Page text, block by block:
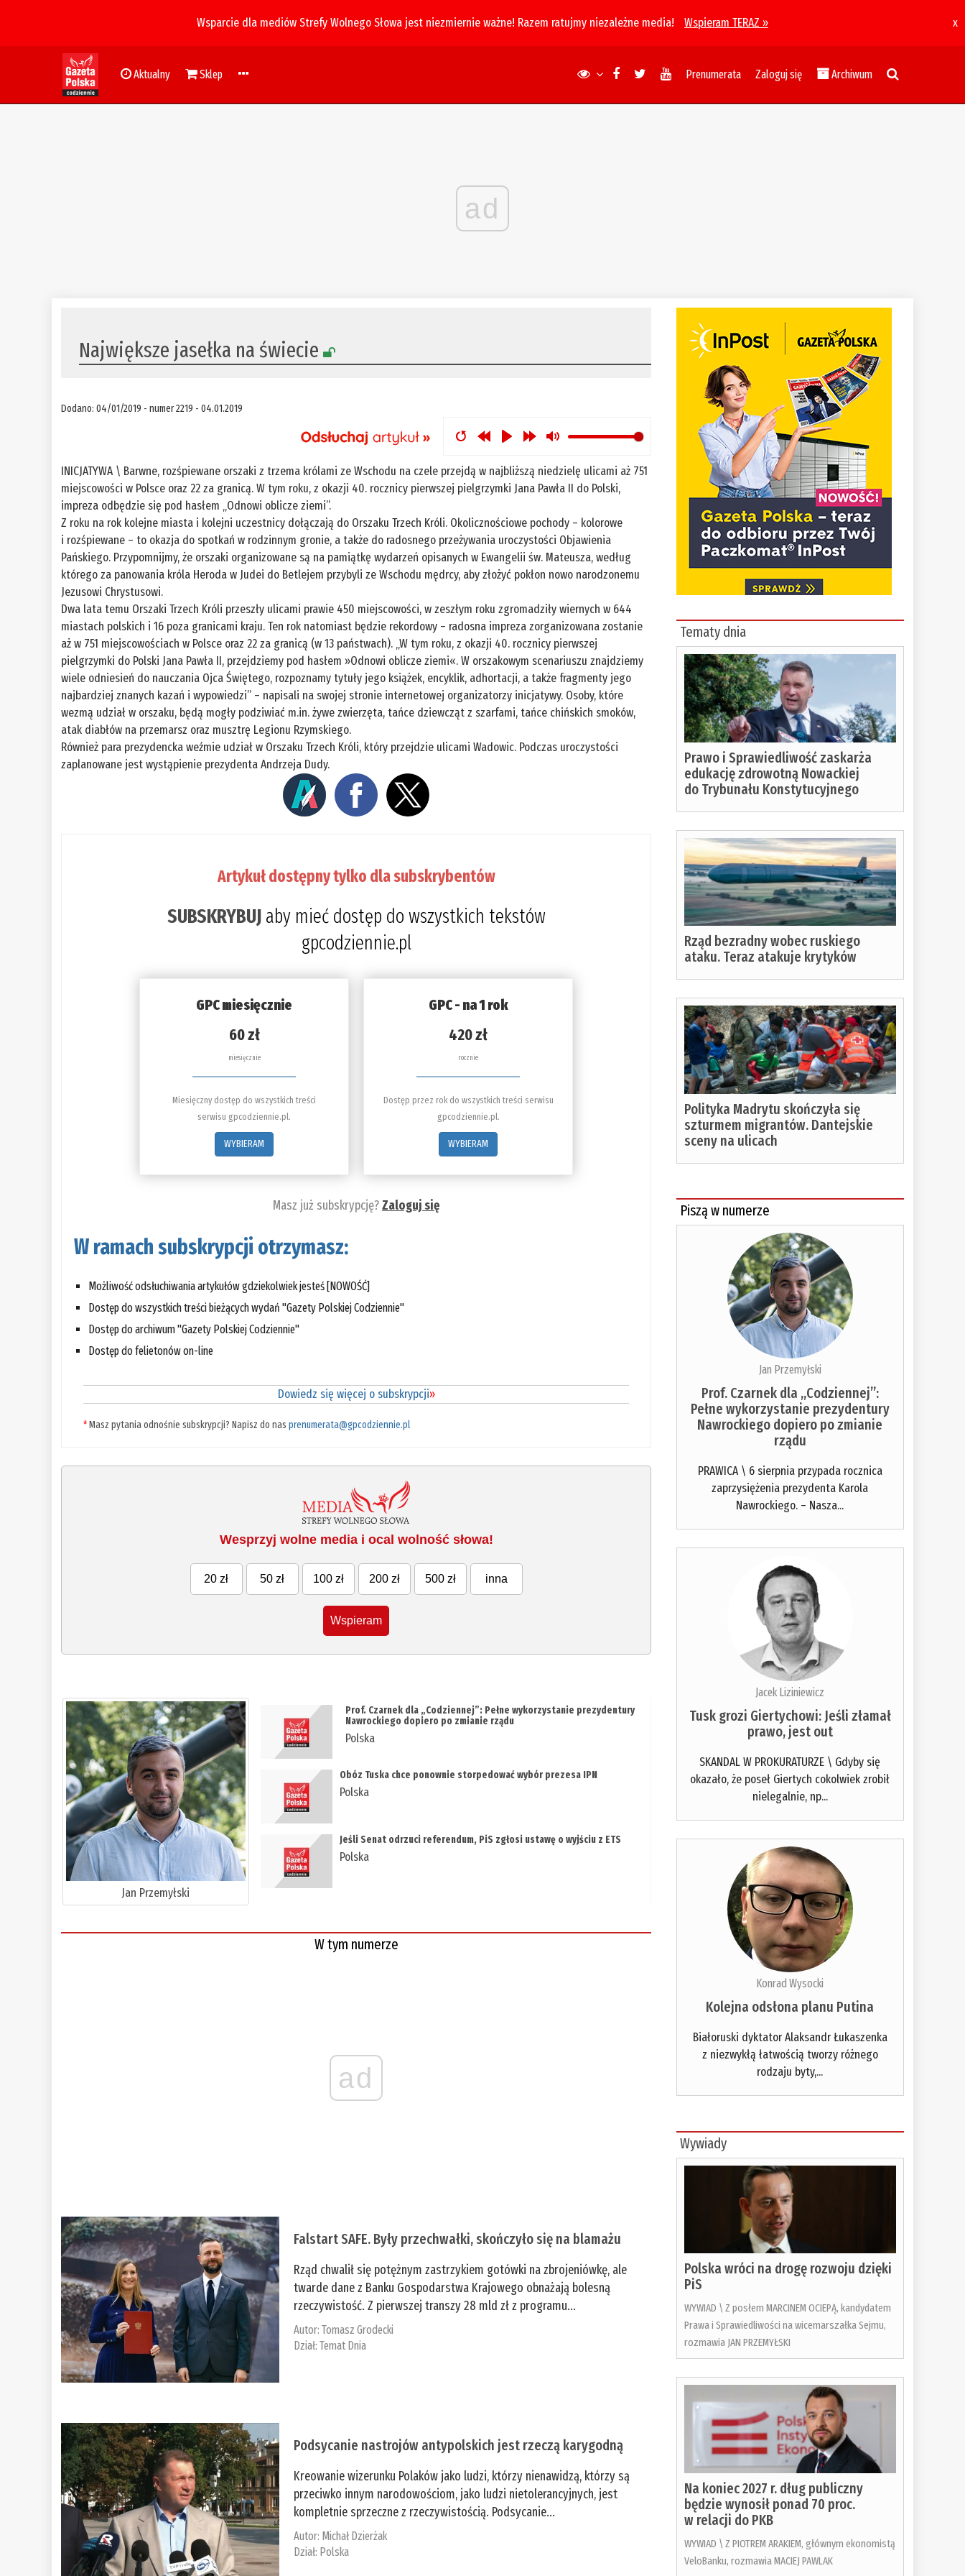
Wsparcie dla mediów Strefy Wolnego Słowa jest niezmiernie ważne! Razem ratujmy niezależne media! Wspieram TERAZ » x
Aktualny Sklep Prenumerata Zaloguj się Archiwum
ad
Największe jasełka na świecie
Dodano: 04/01/2019 - numer 2219 - 04.01.2019
INICJATYWA \ Barwne, rozśpiewane orszaki z trzema królami ze Wschodu na czele przejdą w najbliższą niedzielę ulicami aż 751
miejscowości w Polsce oraz 22 za granicą. W tym roku, z okazji 40. rocznicy pierwszej pielgrzymki Jana Pawła II do Polski,
impreza odbędzie się pod hasłem „Odnowi oblicze ziemi”.
Z roku na rok kolejne miasta i kolejni uczestnicy dołączają do Orszaku Trzech Króli. Okolicznościowe pochody – kolorowe
i rozśpiewane – to okazja do spotkań w rodzinnym gronie, a także do radosnego przeżywania uroczystości Objawienia
Pańskiego. Przypomnijmy, że orszaki organizowane są na pamiątkę wydarzeń opisanych w Ewangelii św. Mateusza, według
którego za panowania króla Heroda w Judei do Betlejem przybyli ze Wschodu mędrcy, aby złożyć pokłon nowo narodzonemu
Jezusowi Chrystusowi.
Dwa lata temu Orszaki Trzech Króli przeszły ulicami prawie 450 miejscowości, w zeszłym roku zgromadziły wiernych w 644
miastach polskich i 16 poza granicami kraju. Ten rok natomiast będzie rekordowy – radosna impreza zorganizowana zostanie
aż w 751 miejscowościach w Polsce oraz 22 za granicą (w 13 państwach). „W tym roku, z okazji 40. rocznicy pierwszej
pielgrzymki do Polski Jana Pawła II, przejdziemy pod hasłem »Odnowi oblicze ziemi«. W orszakowym scenariuszu znajdziemy
wiele odniesień do nauczania Ojca Świętego, rozpoznamy tytuły jego książek, encyklik, adhortacji, a także fragmenty jego
najbardziej znanych kazań i wypowiedzi” – napisali na swojej stronie internetowej organizatorzy inicjatywy. Osoby, które
wezmą udział w orszaku, będą mogły podziwiać m.in. żywe zwierzęta, tańce dziewcząt z szarfami, tańce chińskich smoków,
atak diabłów na przemarsz oraz musztrę Legionu Rzymskiego.
Również para prezydencka weźmie udział w Orszaku Trzech Króli, który przejdzie ulicami Wadowic. Podczas uroczystości
zaplanowane jest wystąpienie prezydenta Andrzeja Dudy.
Artykuł dostępny tylko dla subskrybentów
SUBSKRYBUJaby mieć dostęp do wszystkich tekstów
gpcodziennie.pl
GPC miesięcznie
60 zł
miesięcznie
Miesięczny dostęp do wszystkich treści
serwisu gpcodziennie.pl.
WYBIERAM
GPC - na 1 rok
420 zł
rocznie
Dostęp przez rok do wszystkich treści serwisu
gpcodziennie.pl.
WYBIERAM
Masz już subskrypcję?Zaloguj się
W ramach subskrypcji otrzymasz:
Możliwość odsłuchiwania artykułów gdziekolwiek jesteś [NOWOŚĆ]
Dostęp do wszystkich treści bieżących wydań "Gazety Polskiej Codziennie"
Dostęp do archiwum "Gazety Polskiej Codziennie"
Dostęp do felietonów on-line
Dowiedz się więcej o subskrypcji»
*Masz pytania odnośnie subskrypcji? Napisz do nasprenumerata@gpcodziennie.pl
Wesprzyj wolne media i ocal wolność słowa!
20 zł 50 zł 100 zł 200 zł 500 zł inna
Wspieram
Jan Przemyłski
Prof. Czarnek dla „Codziennej”: Pełne wykorzystanie prezydentury
Nawrockiego dopiero po zmianie rządu
Polska
Obóz Tuska chce ponownie storpedować wybór prezesa IPN
Polska
Jeśli Senat odrzuci referendum, PiS zgłosi ustawę o wyjściu z ETS
Polska
W tym numerze
ad
Falstart SAFE. Były przechwałki, skończyło się na blamażu
Rząd chwalił się potężnym zastrzykiem gotówki na zbrojeniówkę, ale
twarde dane z Banku Gospodarstwa Krajowego obnażają bolesną
rzeczywistość. Z pierwszej transzy 28 mld zł z programu...
Autor:Tomasz Grodecki
Dział:Temat Dnia
Podsycanie nastrojów antypolskich jest rzeczą karygodną
Kreowanie wizerunku Polaków jako ludzi, którzy nienawidzą, którzy są
przeciwko innym narodowościom, jako ludzi nietolerancyjnych, jest
kompletnie sprzeczne z rzeczywistością. Podsycanie...
Autor: Michał Dzierżak
Dział: Polska
Tematy dnia
Prawo i Sprawiedliwość zaskarża
edukację zdrowotną Nowackiej
do Trybunału Konstytucyjnego
Rząd bezradny wobec ruskiego
ataku. Teraz atakuje krytyków
Polityka Madrytu skończyła się
szturmem migrantów. Dantejskie
sceny na ulicach
Piszą w numerze
Jan Przemyłski
Prof. Czarnek dla „Codziennej”:
Pełne wykorzystanie prezydentury
Nawrockiego dopiero po zmianie
rządu
PRAWICA \ 6 sierpnia przypada rocznica
zaprzysiężenia prezydenta Karola
Nawrockiego. – Nasza...
Jacek Liziniewicz
Tusk grozi Giertychowi: Jeśli złamał
prawo, jest out
SKANDAL W PROKURATURZE \ Gdyby się
okazało, że poseł Giertych cokolwiek zrobił
nielegalnie, np...
Konrad Wysocki
Kolejna odsłona planu Putina
Białoruski dyktator Alaksandr Łukaszenka
z niezwykłą łatwością tworzy różnego
rodzaju byty,...
Wywiady
Polska wróci na drogę rozwoju dzięki
PiS
WYWIAD \ Z posłem MARCINEM OCIEPĄ, kandydatem
Prawa i Sprawiedliwości na wicemarszałka Sejmu,
rozmawia JAN PRZEMYŁSKI
Na koniec 2027 r. dług publiczny
będzie wynosił ponad 70 proc.
w relacji do PKB
WYWIAD \ Z PIOTREM ARAKIEM, głównym ekonomistą
VeloBanku, rozmawia MACIEJ PAWLAK